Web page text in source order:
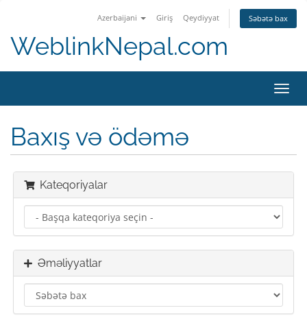
Azerbaijani Giriş Qeydiyyat Səbətə bax
WeblinkNepal.com
keçid
Baxış və ödəmə
Kateqoriyalar
Əməliyyatlar